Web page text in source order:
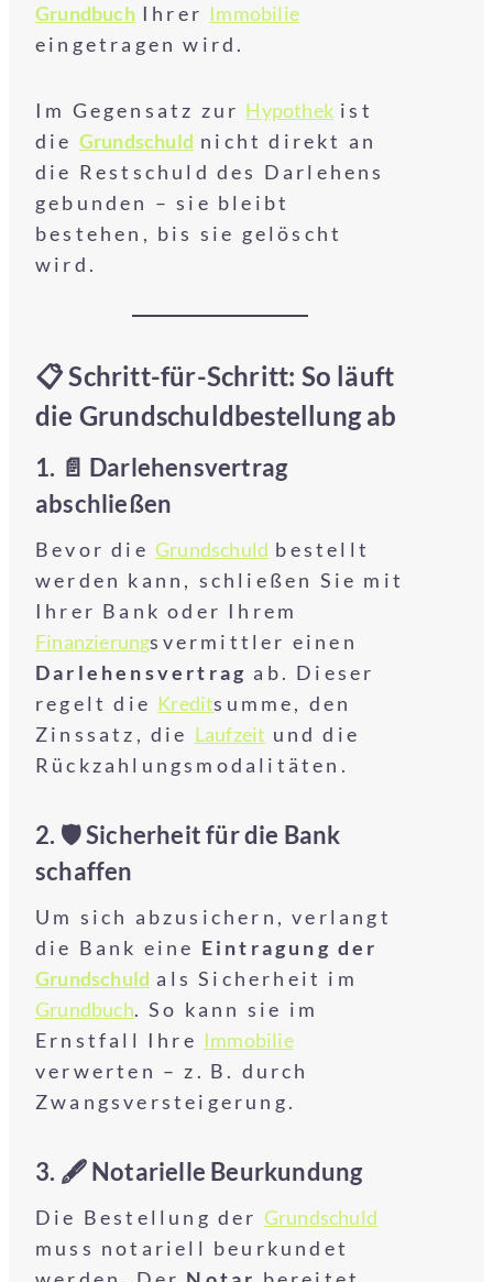
GrundbuchIhrer Immobilie
eingetragen wird.
Im Gegensatz zur Hypothek ist
die Grundschuld nicht direkt an
die Restschuld des Darlehens
gebunden – sie bleibt
bestehen, bis sie gelöscht
wird.
📋 Schritt-für-Schritt: So läuft
die Grundschuldbestellung ab
1. 📄 Darlehensvertrag
abschließen
Bevor die Grundschuld bestellt
werden kann, schließen Sie mit
Ihrer Bank oder Ihrem
Finanzierungsvermittler einen
Darlehensvertrag ab. Dieser
regelt die Kreditsumme, den
Zinssatz, die Laufzeit und die
Rückzahlungsmodalitäten.
2. 🛡️Sicherheit für die Bank
schaffen
Um sich abzusichern, verlangt
die Bank eine Eintragung der
Grundschuld als Sicherheit im
Grundbuch. So kann sie im
Ernstfall Ihre Immobilie
verwerten – z. B. durch
Zwangsversteigerung.
3. 🖋️Notarielle Beurkundung
Die Bestellung der Grundschuld
muss notariell beurkundet